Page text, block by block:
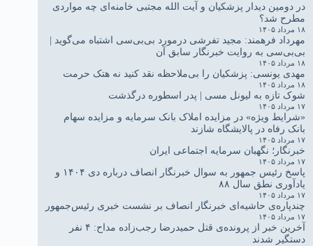
در دومین دیدار پزشکیان و آیت الله مجتبی خامنه‌ای چه مواردی
مطرح شد؟
۱۸ مرداد ۱۴۰۵
مهرداد فرهمند: مجید تفرشی درمورد بی‌بی‌سی اشتباه می‌گوید |
بی‌بی‌سی به روایت خبرنگار سابق آن
۱۸ مرداد ۱۴۰۵
مهدی یونسی: پزشکیان را بی‌ملاحظه نقد کنید نه هتک حرمت
۱۸ مرداد ۱۴۰۵
شوک تازه به لیونل مسی | پدر اسطوره درگذشت
۱۷ مرداد ۱۴۰۵
«شرایط ویژه» در مزایده املاک بانک سرمایه و مزایده سهام
بانک رفاه در پالایشگاه شازند
۱۷ مرداد ۱۴۰۵
خبرنگار؛ نگهبان سرمایه اجتماعی ایران
۱۷ مرداد ۱۴۰۵
پاسخ رئیس جمهور به سوال خبرنگار انصاف درباره دی ۱۴۰۴ و
یادآوری نطق سال ۸۸
۱۷ مرداد ۱۴۰۵
چندپاره‌ی حاشیه‌ای خبرنگار انصاف بر نشست خبری رئیس‌جمهور
۱۷ مرداد ۱۴۰۵
آخرین خبر از پرونده‌ی قتل حمیدرضا رجب‌زاده مداح: ۴ نفر
دستگیر شدند